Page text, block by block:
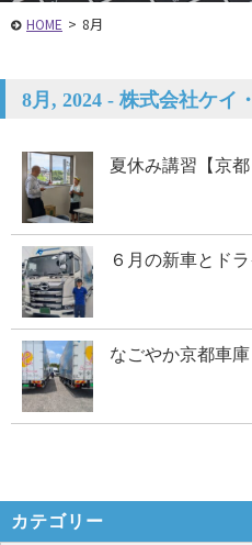
HOME > 8月
8月, 2024 - 株式会社ケイ
夏休み講習【京
６月の新車とド
なごやか京都車
カテゴリー